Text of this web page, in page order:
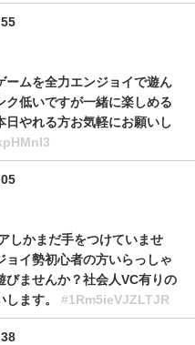
ームを全力エンジョイで遊ん
ク低いですが一緒に楽しめる
日やれる方お気軽にお願いし
しかまだ手をつけていませ
ョイ勢初心者の方いらっしゃ
びませんか？社会人VC有りの
します。 #1Rm5ieVJZLTJR